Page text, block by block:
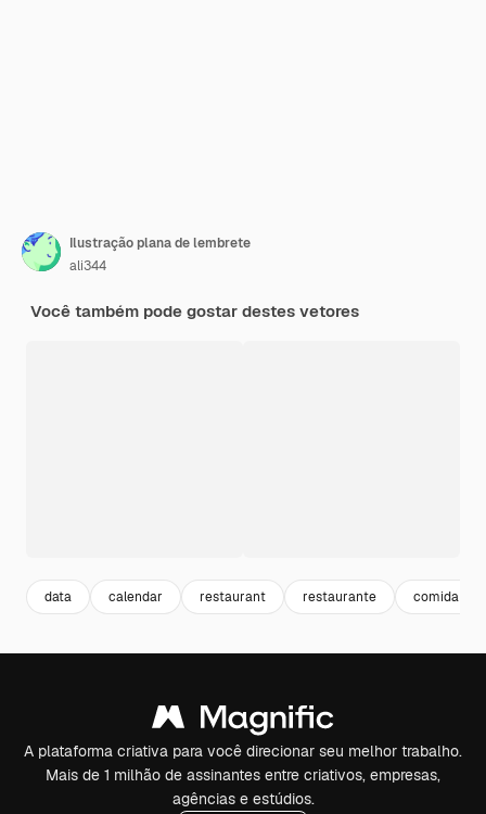
Ilustração plana de lembrete
ali344
Você também pode gostar destes vetores
data calendar restaurant restaurante comida
A plataforma criativa para você direcionar seu melhor trabalho.
Mais de 1 milhão de assinantes entre criativos, empresas,
agências e estúdios.